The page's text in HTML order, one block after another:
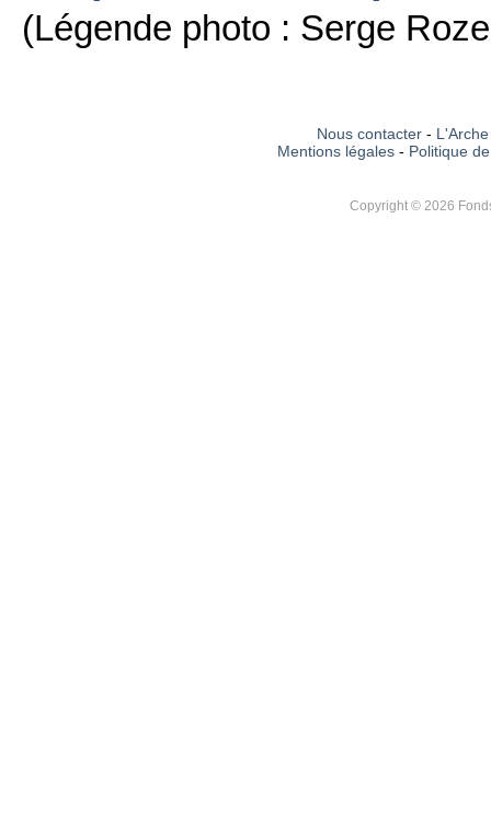
(Légende photo : Serge
Nous contacter-
Mentions légales - Politique
Copyright © 2026